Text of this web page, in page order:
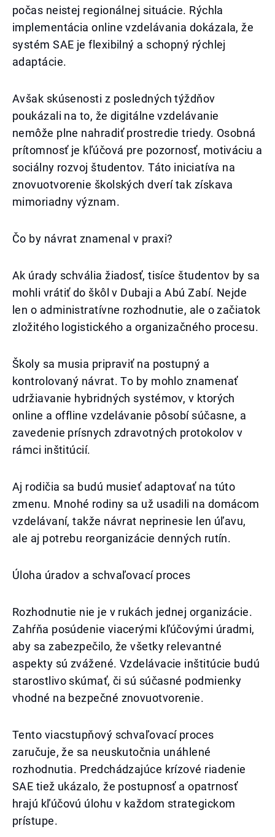
počas neistej regionálnej situácie. Rýchla
implementácia online vzdelávania dokázala, že
systém SAE je flexibilný a schopný rýchlej
adaptácie.
Avšak skúsenosti z posledných týždňov
poukázali na to, že digitálne vzdelávanie
nemôže plne nahradiť prostredie triedy. Osobná
prítomnosť je kľúčová pre pozornosť, motiváciu a
sociálny rozvoj študentov. Táto iniciatíva na
znovuotvorenie školských dverí tak získava
mimoriadny význam.
Čo by návrat znamenal v praxi?
Ak úrady schvália žiadosť, tisíce študentov by sa
mohli vrátiť do škôl v Dubaji a Abú Zabí. Nejde
len o administratívne rozhodnutie, ale o začiatok
zložitého logistického a organizačného procesu.
Školy sa musia pripraviť na postupný a
kontrolovaný návrat. To by mohlo znamenať
udržiavanie hybridných systémov, v ktorých
online a offline vzdelávanie pôsobí súčasne, a
zavedenie prísnych zdravotných protokolov v
rámci inštitúcií.
Aj rodičia sa budú musieť adaptovať na túto
zmenu. Mnohé rodiny sa už usadili na domácom
vzdelávaní, takže návrat neprinesie len úľavu,
ale aj potrebu reorganizácie denných rutín.
Úloha úradov a schvaľovací proces
Rozhodnutie nie je v rukách jednej organizácie.
Zahŕňa posúdenie viacerými kľúčovými úradmi,
aby sa zabezpečilo, že všetky relevantné
aspekty sú zvážené. Vzdelávacie inštitúcie budú
starostlivo skúmať, či sú súčasné podmienky
vhodné na bezpečné znovuotvorenie.
Tento viacstupňový schvaľovací proces
zaručuje, že sa neuskutočnia unáhlené
rozhodnutia. Predchádzajúce krízové riadenie
SAE tiež ukázalo, že postupnosť a opatrnosť
hrajú kľúčovú úlohu v každom strategickom
prístupe.